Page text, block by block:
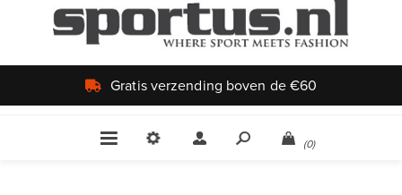
Gratis verzending boven de €60
(0)